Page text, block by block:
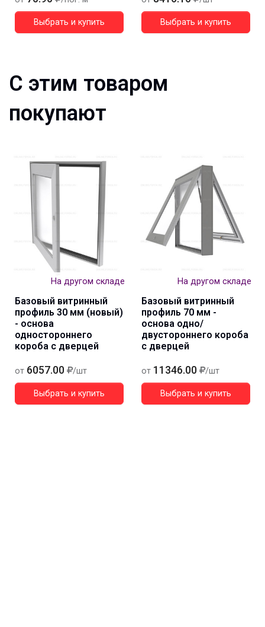
Выбрать и купить Выбрать и купить
С этим товаром
покупают
На другом складе
Базовый витринный
профиль 30 мм (новый)
- основа
одностороннего
короба с дверцей
от 6057.00 /шт
Выбрать и купить
На другом складе
Базовый витринный
профиль 70 мм -
основа одно/
двустороннего короба
с дверцей
от 11346.00 /шт
Выбрать и купить